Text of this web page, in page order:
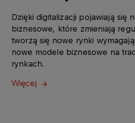
Dzięki digitalizacji pojawiają się
biznesowe, które zmieniają
tworzą się nowe rynki
nowe modele biznesowe na
rynkach.
Więcej